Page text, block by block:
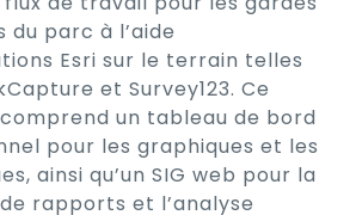
du parc à l’aide
Esri sur le terrain telles
et Survey123. Ce
un tableau de bord
pour les graphiques et les
ainsi qu’un SIG web pour la
rapports et l’analyse